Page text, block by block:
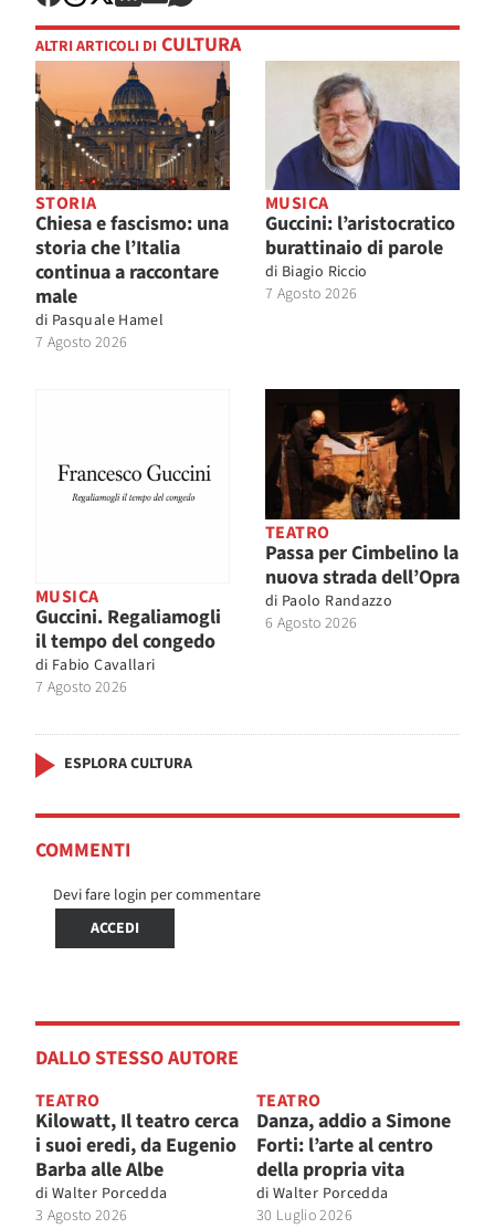
ALTRI ARTICOLI DI CULTURA
STORIA
Chiesa e fascismo: una
storia che l’Italia
continua a raccontare
male
di Pasquale Hamel
7 Agosto 2026
MUSICA
Guccini: l’aristocratico
burattinaio di parole
di Biagio Riccio
7 Agosto 2026
MUSICA
Guccini. Regaliamogli
il tempo del congedo
di Fabio Cavallari
7 Agosto 2026
TEATRO
Passa per Cimbelino la
nuova strada dell’Opra
di Paolo Randazzo
6 Agosto 2026
ESPLORA CULTURA
COMMENTI
Devi fare login per commentare
ACCEDI
DALLO STESSO AUTORE
TEATRO
Kilowatt, Il teatro cerca
i suoi eredi, da Eugenio
Barba alle Albe
di Walter Porcedda
3 Agosto 2026
TEATRO
Danza, addio a Simone
Forti: l’arte al centro
della propria vita
di Walter Porcedda
30 Luglio 2026